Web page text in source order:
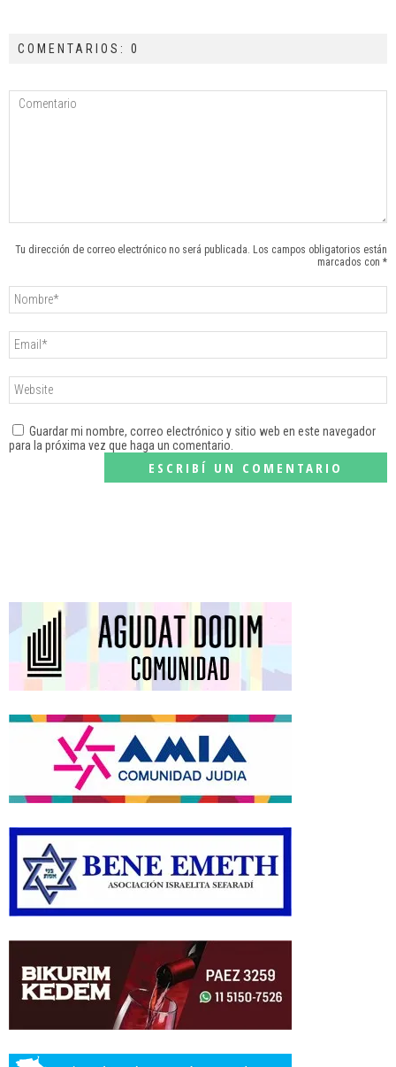
COMENTARIOS: 0
Tu dirección de correo electrónico no será publicada. Los campos obligatorios están
marcados con *
Guardar mi nombre, correo electrónico y sitio web en este navegador
para la próxima vez que haga un comentario.